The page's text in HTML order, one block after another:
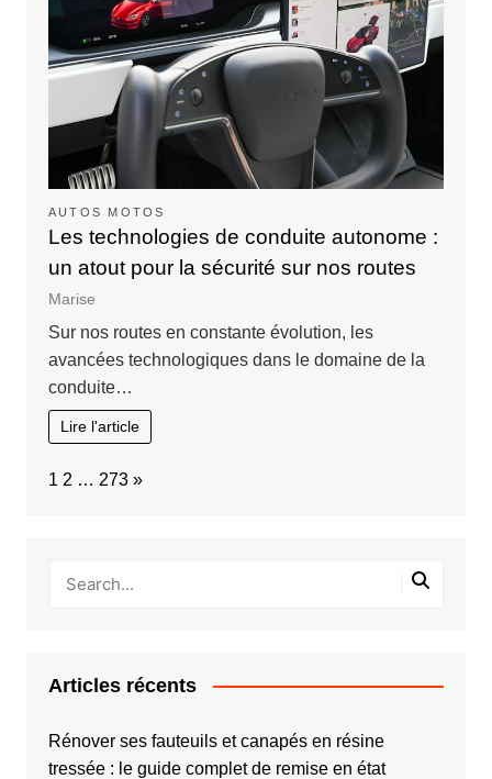
AUTOS MOTOS
Les technologies de conduite autonome :
un atout pour la sécurité sur nos routes
Marise
Sur nos routes en constante évolution, les
avancées technologiques dans le domaine de la
conduite…
Lire l'article
Page:
1 2 … 273 Next
»
Articles récents
Rénover ses fauteuils et canapés en résine
tressée : le guide complet de remise en état